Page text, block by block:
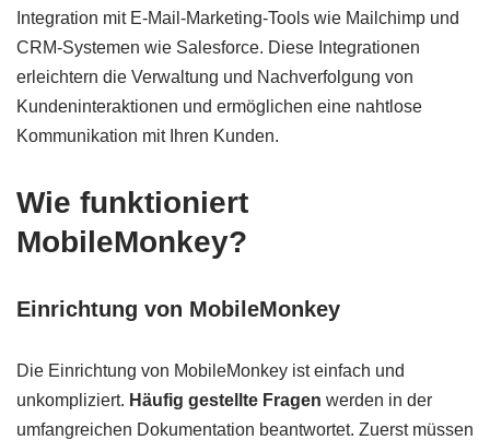
Integration mit E-Mail-Marketing-Tools wie Mailchimp und
CRM-Systemen wie Salesforce. Diese Integrationen
erleichtern die Verwaltung und Nachverfolgung von
Kundeninteraktionen und ermöglichen eine nahtlose
Kommunikation mit Ihren Kunden.
Wie funktioniert
MobileMonkey?
Einrichtung von MobileMonkey
Die Einrichtung von MobileMonkey ist einfach und
unkompliziert. Häufig gestellte Fragen werden in der
umfangreichen Dokumentation beantwortet. Zuerst müssen